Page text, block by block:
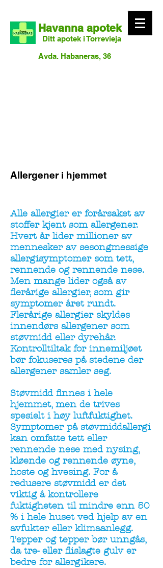
Havanna apotek
Ditt apotek i Torrevieja
Avda. Habaneras, 36
Allergener i hjemmet
Alle allergier er forårsaket av
stoffer kjent som allergener.
Hvert år lider millioner av
mennesker av sesongmessige
allergisymptomer som tett,
rennende og rennende nese.
Men mange lider også av
flerårige allergier, som gir
symptomer året rundt.
Flerårige allergier skyldes
innendørs allergener som
støvmidd eller dyrehår.
Kontrolltiltak for innemiljøet
bør fokuseres på stedene der
allergener samler seg.
Støvmidd finnes i hele
hjemmet, men de trives
spesielt i høy luftfuktighet.
Symptomer på støvmiddallergi
kan omfatte tett eller
rennende nese med nysing,
kløende og rennende øyne,
hoste og hvesing. For å
redusere støvmidd er det
viktig å kontrollere
fuktigheten til mindre enn 50
% i hele huset ved hjelp av en
avfukter eller klimaanlegg.
Tepper og tepper bør unngås,
da tre- eller flislagte gulv er
bedre for allergikere.